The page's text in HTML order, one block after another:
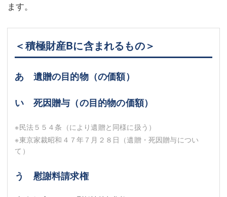
ます。
＜積極財産Bに含まれるもの＞
あ 遺贈の目的物（の価額）
い 死因贈与（の目的物の価額）
※民法５５４条（により遺贈と同様に扱う）
※東京家裁昭和４７年７月２８日（遺贈・死因贈与につい
て）
う 慰謝料請求権